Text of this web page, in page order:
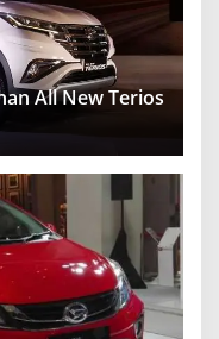
All New Terios